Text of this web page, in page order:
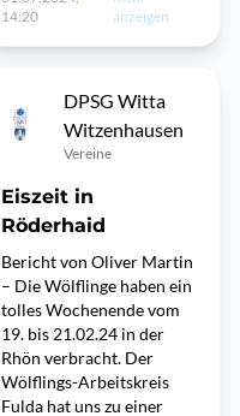
14:20
anzeigen
DPSG Witta
Witzenhausen
Vereine
Eiszeit in
Röderhaid
Bericht von Oliver Martin
– Die Wölflinge haben ein
tolles Wochenende vom
19. bis 21.02.24 in der
Rhön verbracht. Der
Wölflings-Arbeitskreis
Fulda hat uns zu einer